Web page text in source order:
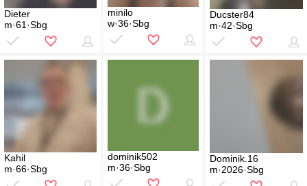
Dieter
m·61·Sbg
minilo
w·36·Sbg
Ducster84
m·42·Sbg
Kahil
m·66·Sbg
dominik502
m·36·Sbg
Dominik.16
m·2026·Sbg